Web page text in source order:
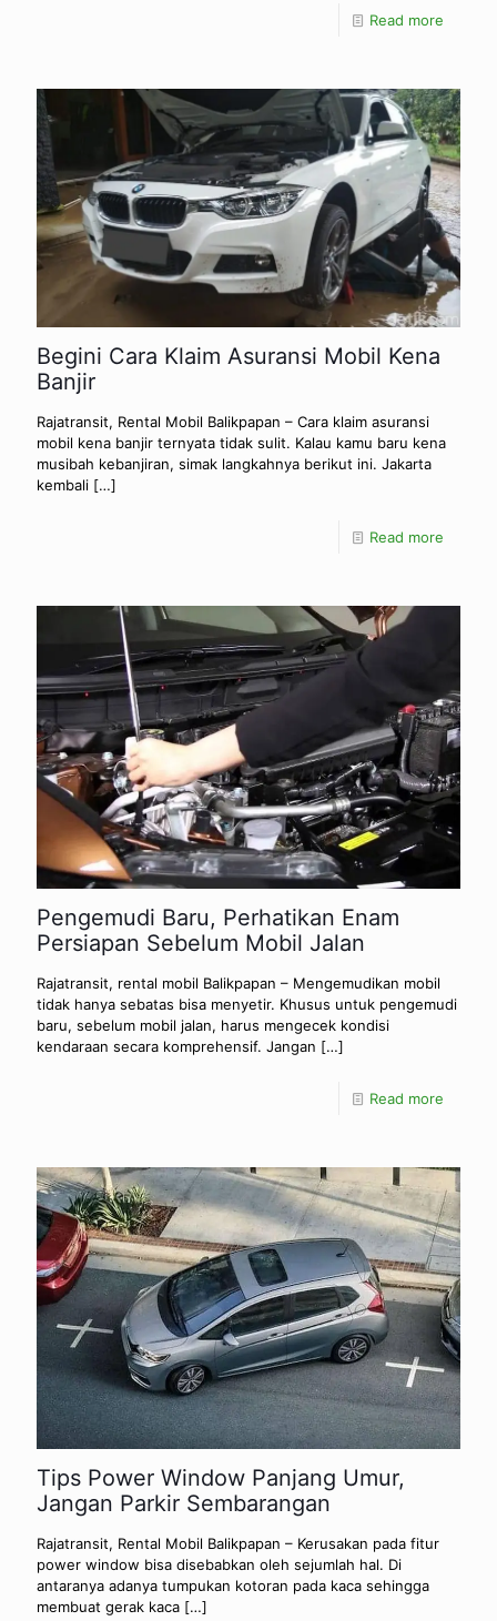
Read more
Begini Cara Klaim Asuransi Mobil Kena
Banjir
Rajatransit, Rental Mobil Balikpapan – Cara klaim asuransi
mobil kena banjir ternyata tidak sulit. Kalau kamu baru kena
musibah kebanjiran, simak langkahnya berikut ini. Jakarta
kembali […]
Read more
Pengemudi Baru, Perhatikan Enam
Persiapan Sebelum Mobil Jalan
Rajatransit, rental mobil Balikpapan – Mengemudikan mobil
tidak hanya sebatas bisa menyetir. Khusus untuk pengemudi
baru, sebelum mobil jalan, harus mengecek kondisi
kendaraan secara komprehensif. Jangan […]
Read more
Tips Power Window Panjang Umur,
Jangan Parkir Sembarangan
Rajatransit, Rental Mobil Balikpapan – Kerusakan pada fitur
power window bisa disebabkan oleh sejumlah hal. Di
antaranya adanya tumpukan kotoran pada kaca sehingga
membuat gerak kaca […]